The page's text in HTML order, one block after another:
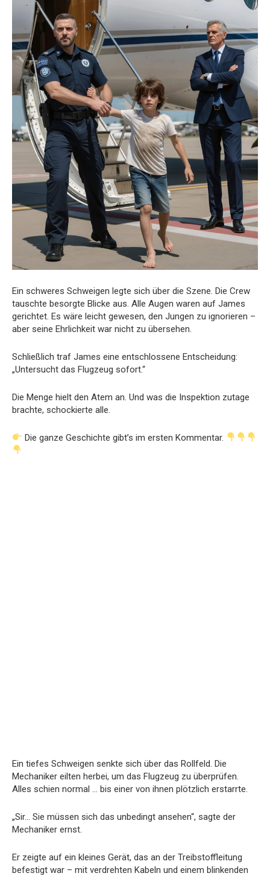
Ein schweres Schweigen legte sich über die Szene. Die Crew
tauschte besorgte Blicke aus. Alle Augen waren auf James
gerichtet. Es wäre leicht gewesen, den Jungen zu ignorieren –
aber seine Ehrlichkeit war nicht zu übersehen.
Schließlich traf James eine entschlossene Entscheidung:
„Untersucht das Flugzeug sofort.“
Die Menge hielt den Atem an. Und was die Inspektion zutage
brachte, schockierte alle.
Die ganze Geschichte gibt’s im ersten Kommentar.
Ein tiefes Schweigen senkte sich über das Rollfeld. Die
Mechaniker eilten herbei, um das Flugzeug zu überprüfen.
Alles schien normal … bis einer von ihnen plötzlich erstarrte.
„Sir… Sie müssen sich das unbedingt ansehen“, sagte der
Mechaniker ernst.
Er zeigte auf ein kleines Gerät, das an der Treibstoffleitung
befestigt war – mit verdrehten Kabeln und einem blinkenden